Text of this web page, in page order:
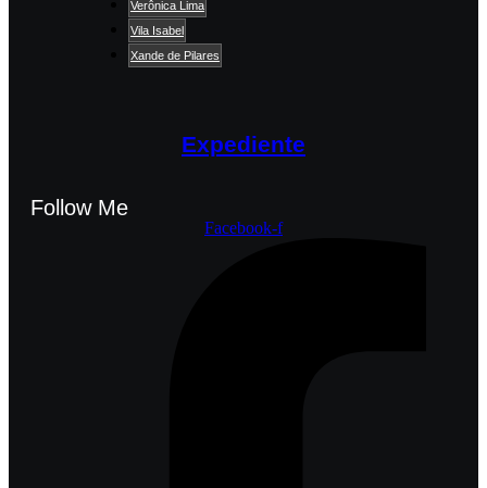
Verônica Lima
Vila Isabel
Xande de Pilares
Expediente
Follow Me
Facebook-f